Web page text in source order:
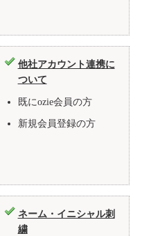
他社アカウント連携に
ついて
既にozie会員の方
新規会員登録の方
ネーム・イニシャル刺
繍